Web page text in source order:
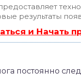
результаты
и Начать
постоянно